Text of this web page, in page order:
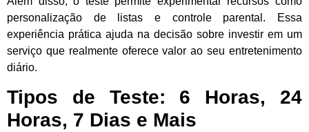
personalização de listas e controle parental. Essa
experiência prática ajuda na decisão sobre investir em um
serviço que realmente oferece valor ao seu entretenimento
diário.
Tipos de Teste: 6 Horas, 24
Horas, 7 Dias e Mais